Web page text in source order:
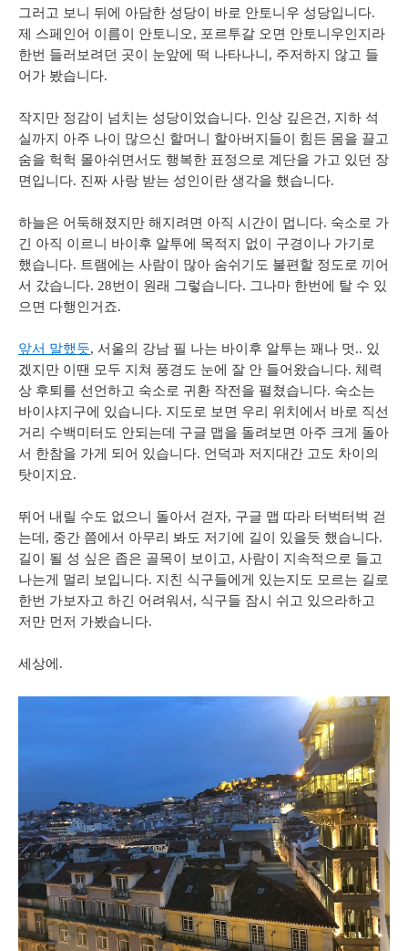
그러고 보니 뒤에 아담한 성당이 바로 안토니우 성당입니다.
제 스페인어 이름이 안토니오, 포르투갈 오면 안토니우인지라
한번 들러보려던 곳이 눈앞에 떡 나타나니, 주저하지 않고 들
어가 봤습니다.
작지만 정감이 넘치는 성당이었습니다. 인상 깊은건, 지하 석
실까지 아주 나이 많으신 할머니 할아버지들이 힘든 몸을 끌고
숨을 헉헉 몰아쉬면서도 행복한 표정으로 계단을 가고 있던 장
면입니다. 진짜 사랑 받는 성인이란 생각을 했습니다.
하늘은 어둑해졌지만 해지려면 아직 시간이 멉니다. 숙소로 가
긴 아직 이르니 바이후 알투에 목적지 없이 구경이나 가기로
했습니다. 트램에는 사람이 많아 숨쉬기도 불편할 정도로 끼어
서 갔습니다. 28번이 원래 그렇습니다. 그나마 한번에 탈 수 있
으면 다행인거죠.
앞서 말했듯, 서울의 강남 필 나는 바이후 알투는 꽤나 멋.. 있
겠지만 이땐 모두 지쳐 풍경도 눈에 잘 안 들어왔습니다. 체력
상 후퇴를 선언하고 숙소로 귀환 작전을 펼쳤습니다. 숙소는
바이샤지구에 있습니다. 지도로 보면 우리 위치에서 바로 직선
거리 수백미터도 안되는데 구글 맵을 돌려보면 아주 크게 돌아
서 한참을 가게 되어 있습니다. 언덕과 저지대간 고도 차이의
탓이지요.
뛰어 내릴 수도 없으니 돌아서 걷자, 구글 맵 따라 터벅터벅 걷
는데, 중간 쯤에서 아무리 봐도 저기에 길이 있을듯 했습니다.
길이 될 성 싶은 좁은 골목이 보이고, 사람이 지속적으로 들고
나는게 멀리 보입니다. 지친 식구들에게 있는지도 모르는 길 로
한번 가보자고 하긴 어려워서, 식구들 잠시 쉬고 있으라하고
저만 먼저 가봤습니다.
세상에 .